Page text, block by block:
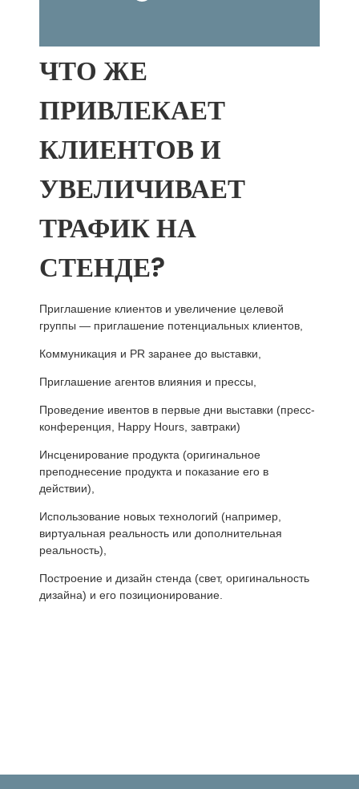
ЧТО ЖЕ
ПРИВЛЕКАЕТ
КЛИЕНТОВ И
УВЕЛИЧИВАЕТ
ТРАФИК НА
СТЕНДЕ?
Приглашение клиентов и увеличение целевой
группы — приглашение потенциальных клиентов,
Коммуникация и PR заранее до выставки,
Приглашение агентов влияния и прессы,
Проведение ивентов в первые дни выставки (пресс-
конференция, Happy Hours, завтраки)
Инсценирование продукта (оригинальное
преподнесение продукта и показание его в
действии),
Использование новых технологий (например,
виртуальная реальность или дополнительная
реальность),
Построение и дизайн стенда (свет, оригинальность
дизайна) и его позиционирование.